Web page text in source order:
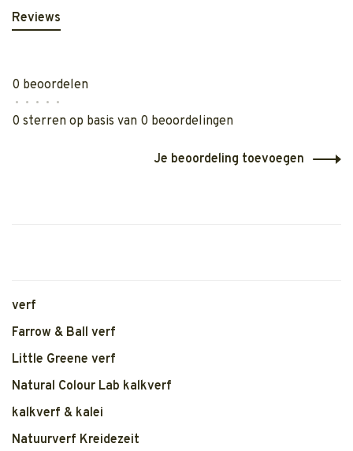
Reviews
0 beoordelen
• • • • •
0 sterren op basis van 0 beoordelingen
Je beoordeling toevoegen
verf
Farrow & Ball verf
Little Greene verf
Natural Colour Lab kalkverf
kalkverf & kalei
Natuurverf Kreidezeit